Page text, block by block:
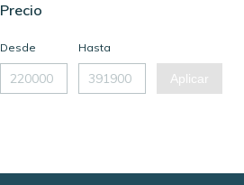
Precio
Desde Hasta
Aplicar